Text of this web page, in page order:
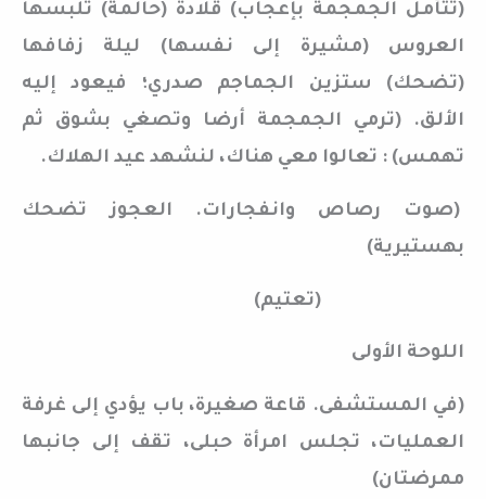
(تتأمل الجمجمة بإعجاب) قلادة (حالمة) تلبسها
العروس (مشيرة إلى نفسها) ليلة زفافها
(تضحك) ستزين الجماجم صدري؛ فيعود إليه
الألق. (ترمي الجمجمة أرضا وتصغي بشوق ثم
تهمس) : تعالوا معي هناك، لنشهد عيد الهلاك.
(صوت رصاص وانفجارات. العجوز تضحك
بهستيرية)
(تعتيم)
اللوحة الأولى
(في المستشفى. قاعة صغيرة، باب يؤدي إلى غرفة
العمليات، تجلس امرأة حبلى، تقف إلى جانبها
ممرضتان)